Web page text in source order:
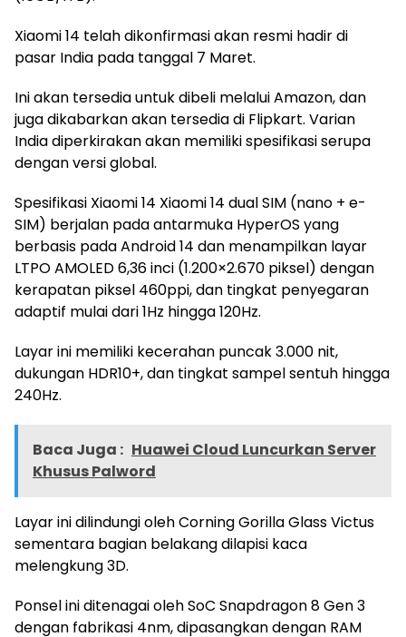
Xiaomi 14 telah dikonfirmasi akan resmi hadir di
pasar India pada tanggal 7 Maret.
Ini akan tersedia untuk dibeli melalui Amazon, dan
juga dikabarkan akan tersedia di Flipkart. Varian
India diperkirakan akan memiliki spesifikasi serupa
dengan versi global.
Spesifikasi Xiaomi 14 Xiaomi 14 dual SIM (nano + e-
SIM) berjalan pada antarmuka HyperOS yang
berbasis pada Android 14 dan menampilkan layar
LTPO AMOLED 6,36 inci (1.200×2.670 piksel) dengan
kerapatan piksel 460ppi, dan tingkat penyegaran
adaptif mulai dari 1Hz hingga 120Hz.
Layar ini memiliki kecerahan puncak 3.000 nit,
dukungan HDR10+, dan tingkat sampel sentuh hingga
240Hz.
Baca Juga : Huawei Cloud Luncurkan Server
Khusus Palword
Layar ini dilindungi oleh Corning Gorilla Glass Victus
sementara bagian belakang dilapisi kaca
melengkung 3D.
Ponsel ini ditenagai oleh SoC Snapdragon 8 Gen 3
dengan fabrikasi 4nm, dipasangkan dengan RAM